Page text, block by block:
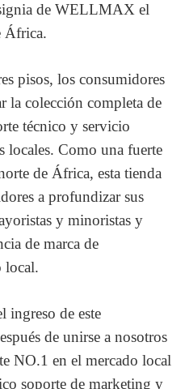
de WELLMAX el
África.
pisos, los consumidores
la colección completa de
técnico y servicio
locales. Como una fuerte
de África, esta tienda
a profundizar sus
y minoristas y
de marca de
local.
ingreso de este
de unirse a nosotros
NO.1 en el mercado local
soporte de marketing y